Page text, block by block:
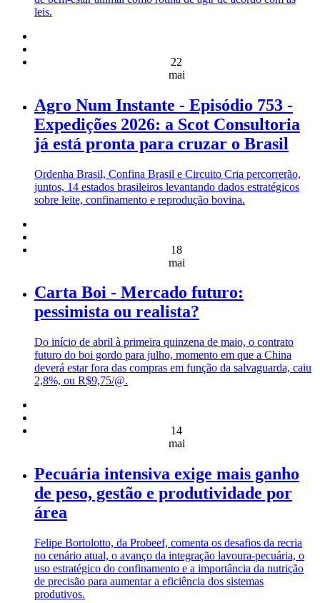
leis.
22
mai
Agro Num Instante - Episódio 753 -
Expedições 2026: a Scot Consultoria
já está pronta para cruzar o Brasil
Ordenha Brasil, Confina Brasil e Circuito Cria percorrerão,
juntos, 14 estados brasileiros levantando dados estratégicos
sobre leite, confinamento e reprodução bovina.
18
mai
Carta Boi - Mercado futuro:
pessimista ou realista?
Do início de abril à primeira quinzena de maio, o contrato
futuro do boi gordo para julho, momento em que a China
deverá estar fora das compras em função da salvaguarda, caiu
2,8%, ou R$9,75/@.
14
mai
Pecuária intensiva exige mais ganho
de peso, gestão e produtividade por
área
Felipe Bortolotto, da Probeef, comenta os desafios da recria
no cenário atual, o avanço da integração lavoura-pecuária, o
uso estratégico do confinamento e a importância da nutrição
de precisão para aumentar a eficiência dos sistemas
produtivos.